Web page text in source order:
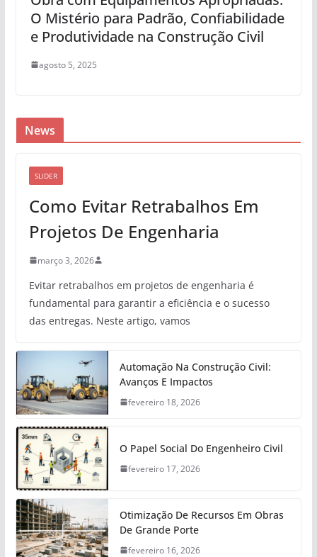
O Mistério para Padrão, Confiabilidade
e Produtividade na Construção Civil
agosto 5, 2025
News
SLIDER
Como Evitar Retrabalhos Em
Projetos De Engenharia
março 3, 2026
Evitar retrabalhos em projetos de engenharia é
fundamental para garantir a eficiência e o sucesso
das entregas. Neste artigo, vamos
Automação Na Construção Civil:
Avanços E Impactos
fevereiro 18, 2026
O Papel Social Do Engenheiro Civil
fevereiro 17, 2026
Otimização De Recursos Em Obras
De Grande Porte
fevereiro 16, 2026